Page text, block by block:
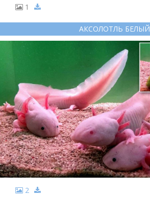
1
АКСОЛОТЛЬ БЕЛЫЙ
2